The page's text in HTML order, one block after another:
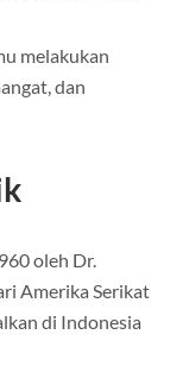
melakukan
dan
oleh Dr.
Amerika Serikat
di Indonesia